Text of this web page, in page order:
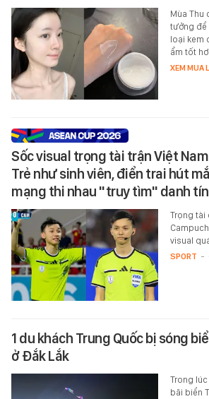
Mùa Thu
tưởng để
loại kem
ẩm tốt
XEM MUA
Sốc visual trọng tài trận Việt
Trẻ như sinh viên, điển trai hút
mạng thi nhau "truy tìm" danh
Trọng tài
visual
SPORT -
1 du khách Trung Quốc bị sóng
ở Đắk Lắk
Trong
bãi biển